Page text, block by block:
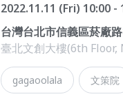
2022.11.11 (Fri) 10:00 -
台灣台北市信義區菸廠
臺北文創大樓(6th
gagaoolala 文策院